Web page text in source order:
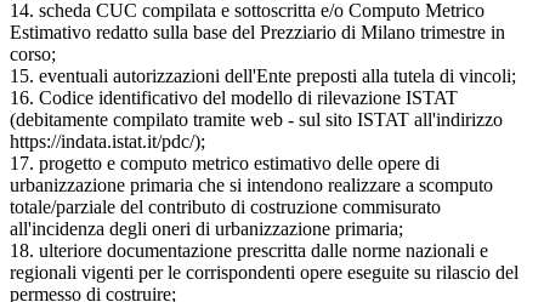
14. scheda CUC compilata e sottoscritta e/o Computo Metrico
Estimativo redatto sulla base del Prezziario di Milano trimestre in
corso;
15. eventuali autorizzazioni dell'Ente preposti alla tutela di vincoli;
16. Codice identificativo del modello di rilevazione ISTAT
(debitamente compilato tramite web - sul sito ISTAT all'indirizzo
https://indata.istat.it/pdc/);
17. progetto e computo metrico estimativo delle opere di
urbanizzazione primaria che si intendono realizzare a scomputo
totale/parziale del contributo di costruzione commisurato
all'incidenza degli oneri di urbanizzazione primaria;
18. ulteriore documentazione prescritta dalle norme nazionali e
regionali vigenti per le corrispondenti opere eseguite su rilascio del
permesso di costruire;